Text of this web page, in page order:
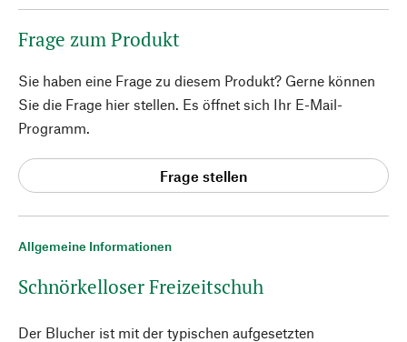
Allgemeine Informationen
Schnörkelloser Freizeitschuh
Der Blucher ist mit der typischen aufgesetzten
Frage zum Produkt
Sie haben eine Frage zu diesem Produkt? Gerne können
Sie die Frage hier stellen. Es öffnet sich Ihr E-Mail-
Programm.
Frage stellen